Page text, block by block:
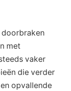
doorbraken
met
vaker
die verder
opvallende